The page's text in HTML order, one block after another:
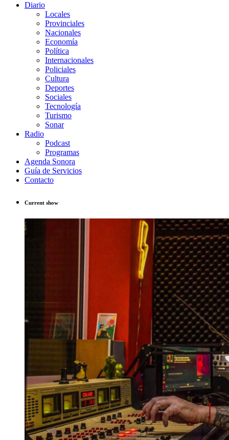
Diario
Locales
Provinciales
Nacionales
Economía
Política
Internacionales
Policiales
Cultura
Deportes
Sociales
Tecnología
Turismo
Sonar
Radio
Podcast
Programas
Agenda Sonora
Guía de Servicios
Contacto
Current show